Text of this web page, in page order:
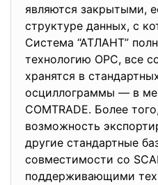
являются закрытыми,
структуре данных, с
Система “АТЛАНТ”
технологию ОРС, все
хранятся в
осциллограммы — в
СОМТRADE. Более
возможность
другие стандартные
совместимости со
поддерживающими